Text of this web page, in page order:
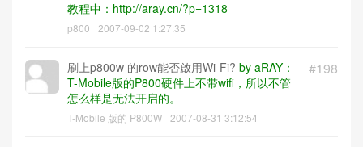
教程中：http://aray.cn/?p=1318
p800 2007-09-02 1:27:35
#198
刷上p800w 的row能否啟用Wi-Fi? by aRAY：
T-Mobile版的P800硬件上不带wifi，所以不管
怎么样是无法开启的。
T-Mobile 版的 P800W 2007-08-31 3:12:54